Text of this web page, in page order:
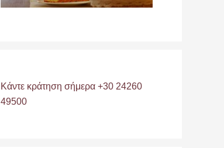
Κάντε κράτηση σήμερα +30 24260
49500